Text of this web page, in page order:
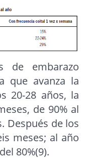
de embarazo
que avanza la
20-28 años, la
de 90% al
Después de los
meses; al año
80%(9).